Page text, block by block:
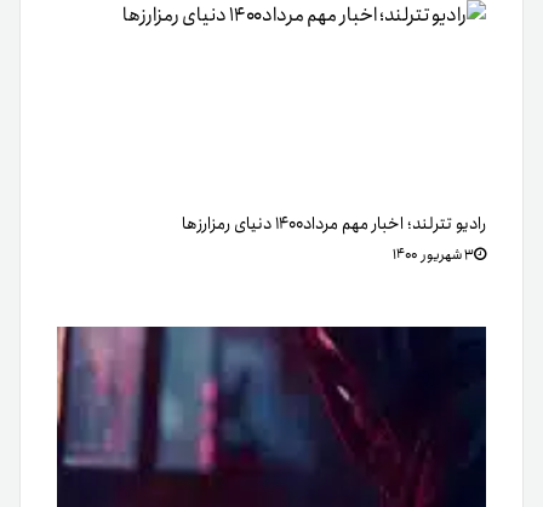
رادیو تترلند؛ اخبار مهم مرداد۱۴۰۰ دنیای رمزارزها
۳ شهریور ۱۴۰۰